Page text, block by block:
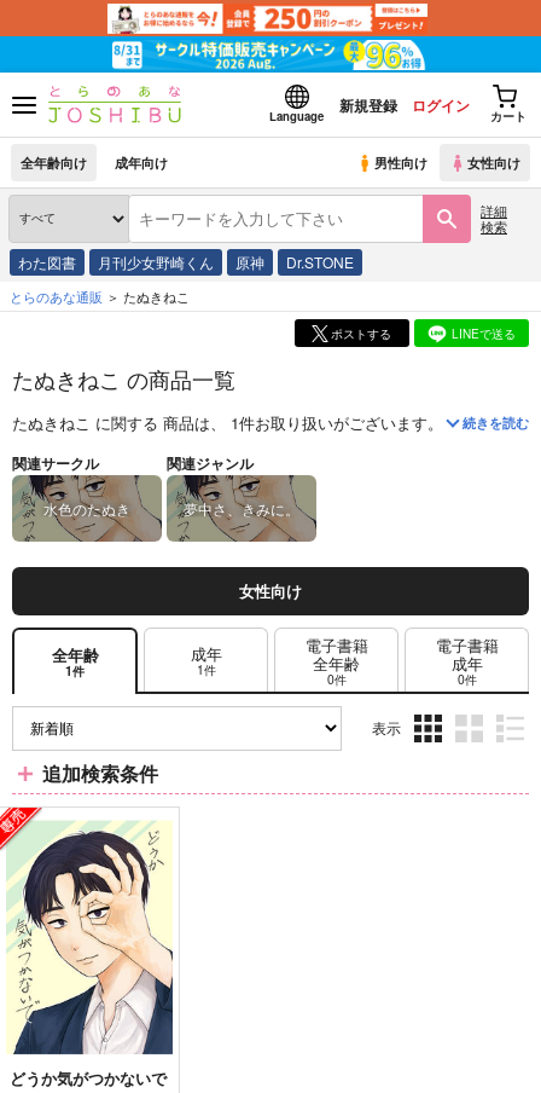
Language
新規登録 ログイン
カート
全年齢向け 成年向け 男性向け 女性向け
詳細
検索
わた図書 月刊少女野崎くん 原神 Dr.STONE
とらのあな通販 たぬきねこ
ポストする LINEで送る
たぬきねこ の商品一覧
たぬきねこ に関する 商品は、 1件お取り扱いがございます。「どうか気
続きを読む
関連サークル
水色のたぬき
関連ジャンル
夢中さ、きみに。
女性向け
全年齢
1件
成年
1件
電子書籍
全年齢
0件
電子書籍
成年
0件
表示
ム
ム
ム
追加検索条件
どうか気がつかないで